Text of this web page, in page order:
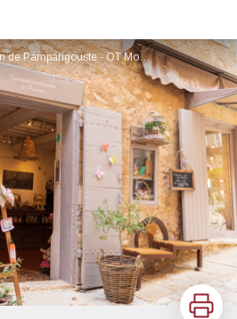
Le petit chaudron de Pamparigouste - OT Moustiers
Imprimer